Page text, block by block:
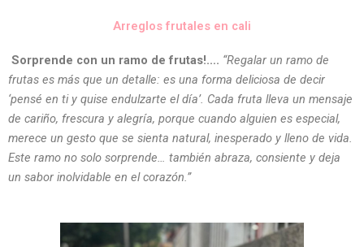
Arreglos frutales en cali
Sorprende con un ramo de frutas!…. “Regalar un ramo de
frutas es más que un detalle: es una forma deliciosa de decir
‘pensé en ti y quise endulzarte el día’. Cada fruta lleva un mensaje
de cariño, frescura y alegría, porque cuando alguien es especial,
merece un gesto que se sienta natural, inesperado y lleno de vida.
Este ramo no solo sorprende… también abraza, consiente y deja
un sabor inolvidable en el corazón.”